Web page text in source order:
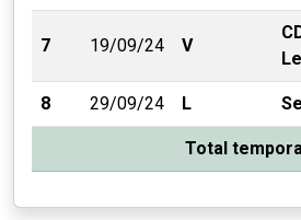
7 19/09/24 V
8 29/09/24 L
Total